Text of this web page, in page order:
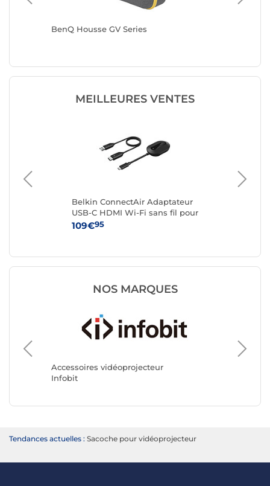
BenQ Housse GV Series
MEILLEURES VENTES
Belkin ConnectAir Adaptateur
USB-C HDMI Wi-Fi sans fil pour
écrans de visioconférence
109€95
NOS MARQUES
Accessoires vidéoprojecteur
Infobit
Tendances actuelles : Sacoche pour vidéoprojecteur